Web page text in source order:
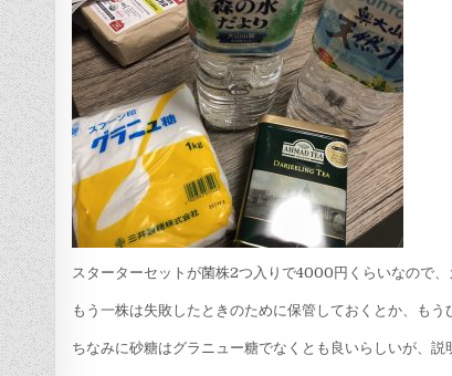
スターターセットが菌株2つ入りで4000円くらいなので
もう一株は失敗したときのために保管しておくとか、も
ちなみに砂糖はグラニュー糖でなくとも良いらしいが、